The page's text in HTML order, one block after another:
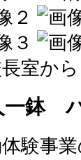
長室か
一鉢
験事